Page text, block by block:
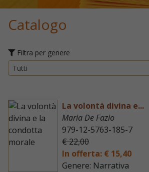
Catalogo
Filtra per genere
La volontà divina e...
Maria De Fazio
979-12-5763-185-7
€ 22,00
In offerta: € 15,40
Genere: Narrativa